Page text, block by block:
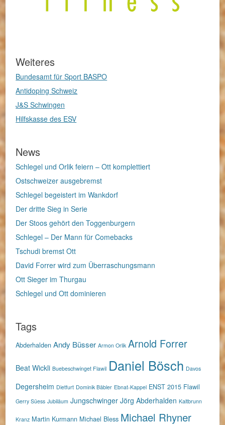
Weiteres
Bundesamt für Sport BASPO
Antidoping Schweiz
J&S Schwingen
Hilfskasse des ESV
News
Schlegel und Orlik feiern – Ott komplettiert
Ostschweizer ausgebremst
Schlegel begeistert im Wankdorf
Der dritte Sieg in Serie
Der Stoos gehört den Toggenburgern
Schlegel – Der Mann für Comebacks
Tschudi bremst Ott
David Forrer wird zum Überraschungsmann
Ott Sieger im Thurgau
Schlegel und Ott dominieren
Tags
Abderhalden Andy Büsser Armon Orlik Arnold Forrer
Beat Wickli Buebeschwinget Flawil Daniel Bösch Davos
Degersheim Dietfurt Dominik Bäbler Ebnat-Kappel ENST 2015 Flawil
Gerry Süess Jubiläum Jungschwinger Jörg Abderhalden Kaltbrunn
Kranz Martin Kurmann Michael Bless Michael Rhyner